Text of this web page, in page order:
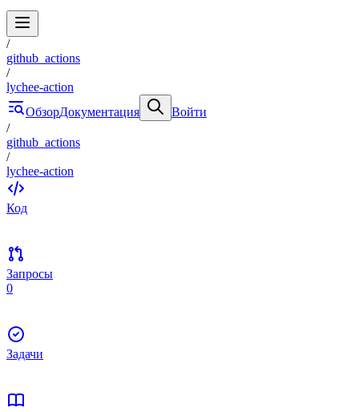
/
github_actions
/
lychee-action
ОбзорДокументация
Войти
/
github_actions
/
lychee-action
Код
Запросы
0
Задачи